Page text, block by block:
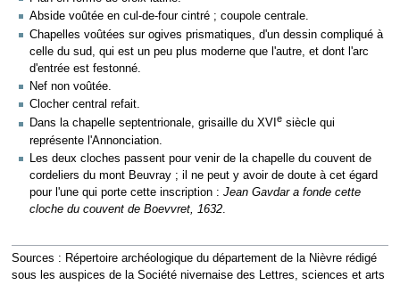
Abside voûtée en cul-de-four cintré ; coupole centrale.
Chapelles voûtées sur ogives prismatiques, d'un dessin compliqué à
celle du sud, qui est un peu plus moderne que l'autre, et dont l'arc
d'entrée est festonné.
Nef non voûtée.
Clocher central refait.
Dans la chapelle septentrionale, grisaille du XVI e siècle qui
représente l'Annonciation.
Les deux cloches passent pour venir de la chapelle du couvent de
cordeliers du mont Beuvray ; il ne peut y avoir de doute à cet égard
pour l'une qui porte cette inscription : Jean Gavdar a fonde cette
cloche du couvent de Boevvret, 1632.
Sources : Répertoire archéologique du département de la Nièvre rédigé
sous les auspices de la Société nivernaise des Lettres, sciences et arts